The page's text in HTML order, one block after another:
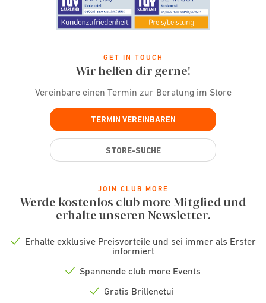
GET IN TOUCH
Wir helfen dir gerne!
Vereinbare einen Termin zur Beratung im Store
TERMIN VEREINBAREN
STORE-SUCHE
JOIN CLUB MORE
Werde kostenlos club more Mitglied und
erhalte unseren Newsletter.
Erhalte exklusive Preisvorteile und sei immer als Erster
informiert
Check
Spannende club more Events
Gratis Brillenetui